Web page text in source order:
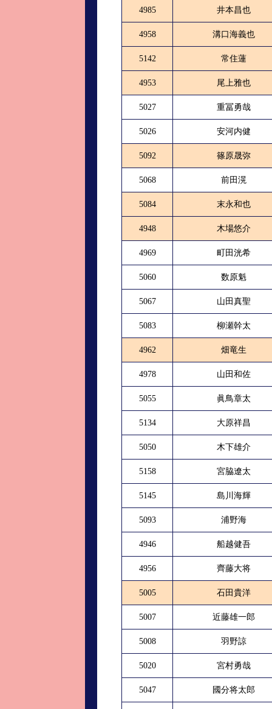
4985 井本昌也
4958 溝口海義也
5142 常住蓮
4953 尾上雅也
5027 重冨勇哉
5026 安河内健
5092 篠原晟弥
5068 前田滉
5084 末永和也
4948 木場悠介
4969 町田洸希
5060 数原魁
5067 山田真聖
5083 柳瀬幹太
4962 畑竜生
4978 山田和佐
5055 眞鳥章太
5134 大原祥昌
5050 木下雄介
5158 宮脇遼太
5145 島川海輝
5093 浦野海
4946 船越健吾
4956 齊藤大将
5005 石田貴洋
5007 近藤雄一郎
5008 羽野諒
5020 宮村勇哉
5047 國分将太郎